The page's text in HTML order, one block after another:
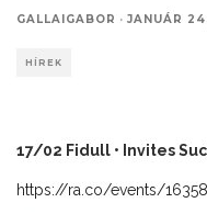
GALLAIGABOR · JANUÁR
HÍREK
17/02 Fidull • Invites
https://ra.co/events/